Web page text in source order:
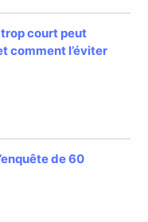
court peut
comment l’éviter
de 60